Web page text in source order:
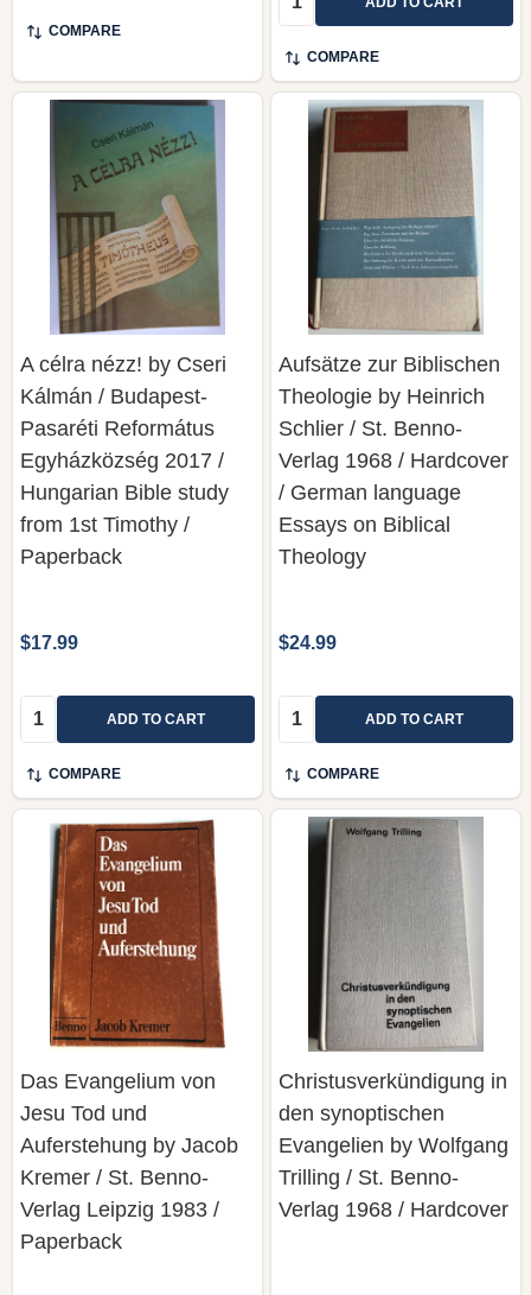
COMPARE
COMPARE
A célra nézz! by Cseri
Kálmán / Budapest-
Pasaréti Református
Egyházközség 2017 /
Hungarian Bible study
from 1st Timothy /
Paperback
$17.99
Quantity: ADD TO CART
COMPARE
Aufsätze zur Biblischen
Theologie by Heinrich
Schlier / St. Benno-
Verlag 1968 / Hardcover
/ German language
Essays on Biblical
Theology
$24.99
Quantity: ADD TO CART
COMPARE
Das Evangelium von
Jesu Tod und
Auferstehung by Jacob
Kremer / St. Benno-
Verlag Leipzig 1983 /
Paperback
Christusverkündigung in
den synoptischen
Evangelien by Wolfgang
Trilling / St. Benno-
Verlag 1968 / Hardcover